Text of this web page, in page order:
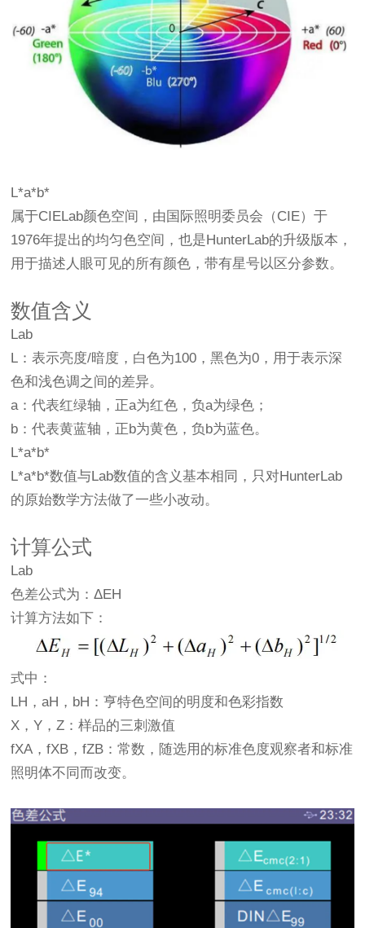
L*a*b*
属于CIELab颜色空间，由国际照明委员会（CIE）于
1976年提出的均匀色空间，也是HunterLab的升级版本，
用于描述人眼可见的所有颜色，带有星号以区分参数。‌
数值含义
‌Lab‌
L：表示亮度/暗度，白色为100，黑色为0，用于表示深
色和浅色调之间的差异。
a：代表红绿轴，正a为红色，负a为绿色；
b：代表黄蓝轴，正b为黄色，负b为蓝色。
L*a*b*
L*a*b*数值与‌Lab‌数值的含义基本相同，只对HunterLab
的原始数学方法做了一些小改动。
计算公式
‌Lab‌
色差公式为：ΔEH
计算方法如下：
式中：
LH，aH，bH：亨特色空间的明度和色彩指数
X，Y，Z：样品的三刺激值
fXA，fXB，fZB：常数，随选用的标准色度观察者和标准
照明体不同而改变。